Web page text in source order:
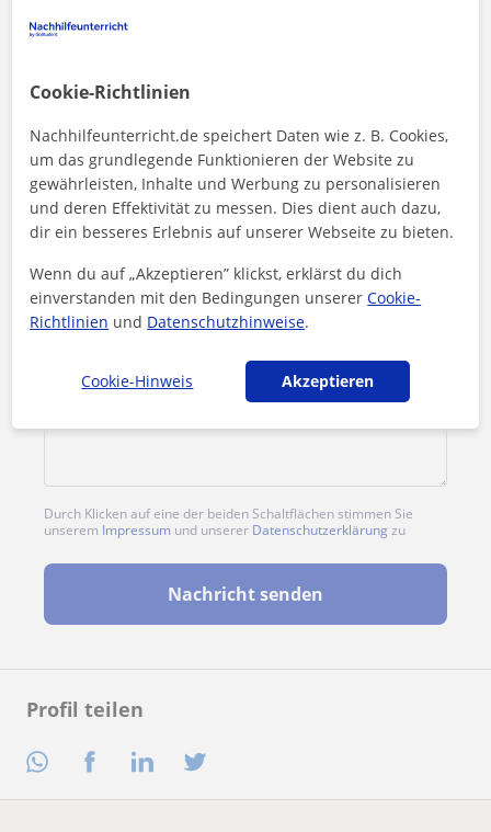
Profil teilen
Leon Daishin kontaktieren
Preis pro Stunde
1. Lektion kostenlos
Durch Klicken auf eine der beiden Schaltflächen stimmen Sie
unserem Impressum und unserer Datenschutzerklärung zu
Nachricht senden
Cookie-Richtlinien
Nachhilfeunterricht.de speichert Daten wie z. B. Cookies,
um das grundlegende Funktionieren der Website zu
gewährleisten, Inhalte und Werbung zu personalisieren
und deren Effektivität zu messen. Dies dient auch dazu,
dir ein besseres Erlebnis auf unserer Webseite zu bieten.
Wenn du auf „Akzeptieren” klickst, erklärst du dich
einverstanden mit den Bedingungen unsererCookie-
Richtlinien und Datenschutzhinweise.
Cookie-Hinweis Akzeptieren